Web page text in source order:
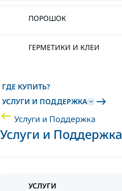
ПОРОШОК
ГЕРМЕТИКИ И КЛЕИ
ГДЕ КУПИТЬ?
УСЛУГИ И ПОДДЕРЖКА
Услуги и Поддержка
Услуги и Поддержка
УСЛУГИ